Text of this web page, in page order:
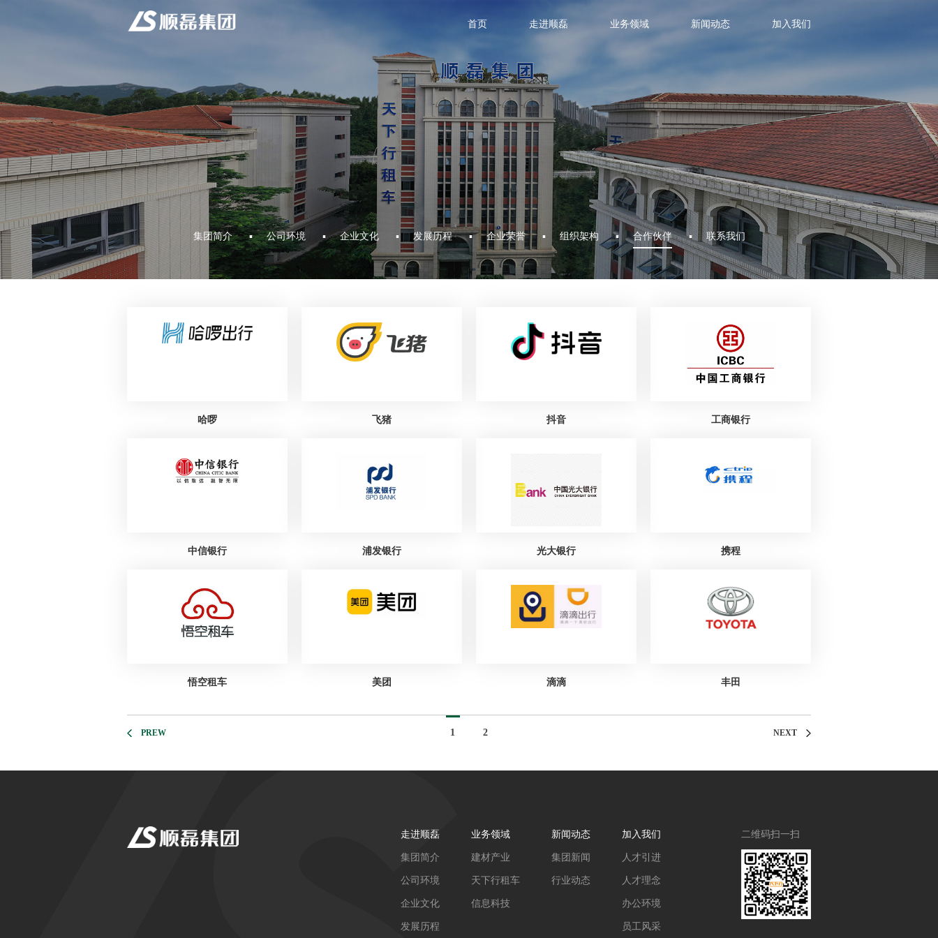
首页 走进顺磊 业务领域 新闻动态 加入我们
集团简介 公司环境 企业文化 发展历程 企业荣誉 组织架构 合作伙伴 联系我们
哈啰 飞猪 抖音 工商银行
中信银行 浦发银行 光大银行 携程
悟空租车 美团 滴滴 丰田
PREW 1 2 NEXT
走进顺磊
集团简介
公司环境
企业文化
发展历程
业务领域
建材产业
天下行租车
信息科技
新闻动态
集团新闻
行业动态
加入我们
人才引进
人才理念
办公环境
员工风采
二维码扫一扫